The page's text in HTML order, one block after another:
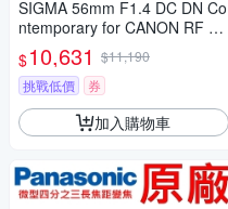
SIGMA 56mm F1.4 DC DN Co
ntemporary for CANON RF 接
環 (公司貨) 望遠大光圈定焦鏡
人像鏡 APS-C 無反微單眼專用
鏡頭
$10,631 $11,190
挑戰低價
券
加入購物車